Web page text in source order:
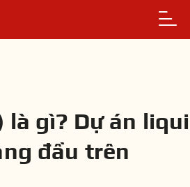
là gì? Dự án
đầu trên